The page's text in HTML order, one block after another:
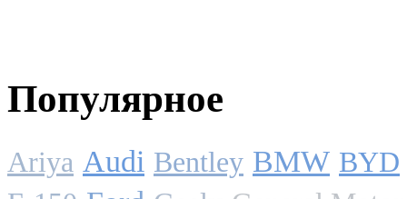
Популярное
Ariya Audi Bentley BMW BYD